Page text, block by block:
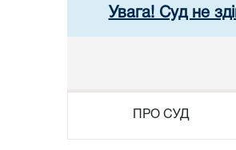
Увага! Суд не
ПРО СУД